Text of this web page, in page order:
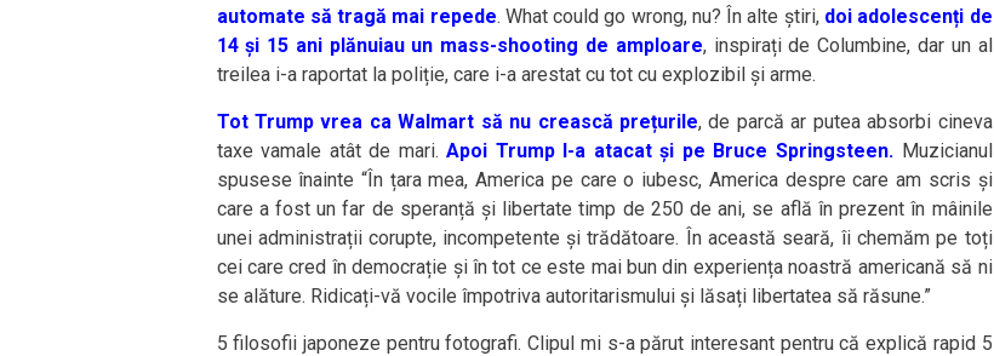
automate să tragă mai repede. What could go wrong, nu? În alte știri, doi adolescenți de
14 și 15 ani plănuiau un mass-shooting de amploare, inspirați de Columbine, dar un al
treilea i-a raportat la poliție, care i-a arestat cu tot cu explozibil și arme.
Tot Trump vrea ca Walmart să nu crească prețurile, de parcă ar putea absorbi cineva
taxe vamale atât de mari.Apoi Trump l-a atacat și pe Bruce Springsteen. Muzicianul
spusese înainte “În țara mea, America pe care o iubesc, America despre care am scris și
care a fost un far de speranță și libertate timp de 250 de ani, se află în prezent în mâinile
unei administrații corupte, incompetente și trădătoare. În această seară, îi chemăm pe toți
cei care cred în democrație și în tot ce este mai bun din experiența noastră americană să ni
se alăture. Ridicați-vă vocile împotriva autoritarismului și lăsați libertatea să răsune.”
5 filosofii japoneze pentru fotografi. Clipul mi s-a părut interesant pentru că explică rapid 5